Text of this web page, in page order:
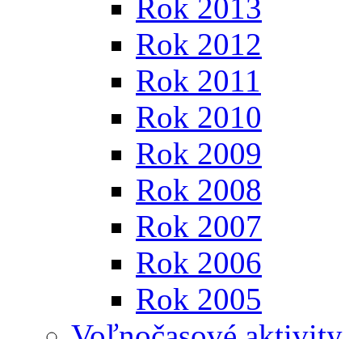
Rok 2013
Rok 2012
Rok 2011
Rok 2010
Rok 2009
Rok 2008
Rok 2007
Rok 2006
Rok 2005